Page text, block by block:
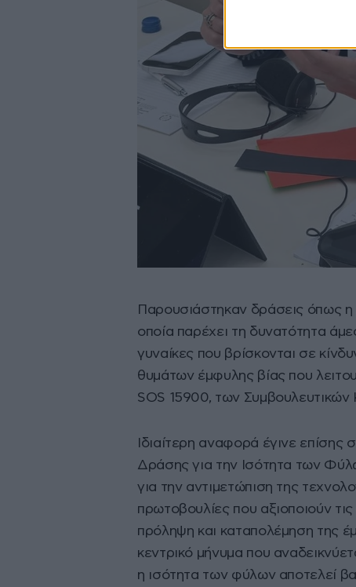
Παρουσιάστηκαν δράσεις όπως
οποία παρέχει τη δυνατότητα
γυναίκες που βρίσκονται σε
θυμάτων έμφυλης βίας που
SOS 15900, των
Ιδιαίτερη αναφορά έγινε
Δράσης για την Ισότητα των
για την αντιμετώπιση της
πρωτοβουλίες που αξιοποιούν
πρόληψη και καταπολέμηση της
κεντρικό μήνυμα που
η ισότητα των φύλων αποτελεί